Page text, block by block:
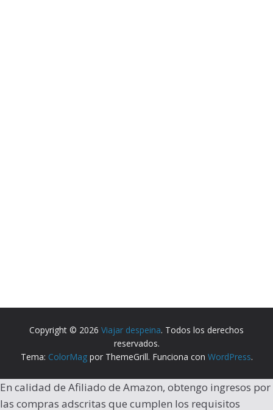
Copyright © 2026 Viajar despeina. Todos los derechos
reservados.
Tema: ColorMagpor ThemeGrill. Funciona con WordPress.
En calidad de Afiliado de Amazon, obtengo ingresos por
las compras adscritas que cumplen los requisitos